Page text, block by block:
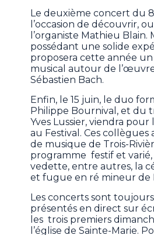
Le deuxième concert du
l’occasion de découvrir,
l’organiste Mathieu
possédant une solide
proposera cette année
musical autour de
Sébastien Bach.
Enfin, le 15 juin, le duo
Philippe Bournival, et du
Yves Lussier, viendra
au Festival. Ces collègues
de musique de Trois-
programme festif et
vedette, entre autres, la
et fugue en ré mineur de
Les concerts sont
présentés en direct sur
les trois premiers
l’église de Sainte-Marie.